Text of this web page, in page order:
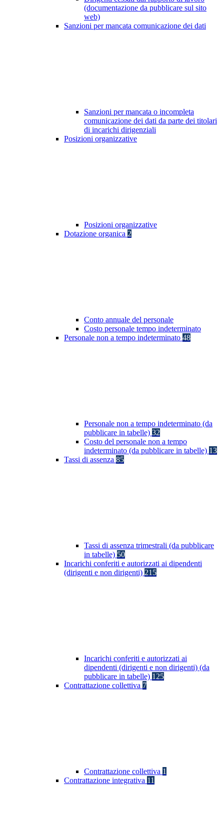
(documentazione da pubblicare sul sito
web)
Sanzioni per mancata comunicazione dei dati
Sanzioni per mancata o incompleta
comunicazione dei dati da parte dei titolari
di incarichi dirigenziali
Posizioni organizzative
Posizioni organizzative
Dotazione organica 2
Conto annuale del personale
Costo personale tempo indeterminato
Personale non a tempo indeterminato 48
Personale non a tempo indeterminato (da
pubblicare in tabelle) 32
Costo del personale non a tempo
indeterminato (da pubblicare in tabelle) 13
Tassi di assenza 85
Tassi di assenza trimestrali (da pubblicare
in tabelle) 50
Incarichi conferiti e autorizzati ai dipendenti
(dirigenti e non dirigenti) 215
Incarichi conferiti e autorizzati ai
dipendenti (dirigenti e non dirigenti) (da
pubblicare in tabelle) 125
Contrattazione collettiva 7
Contrattazione collettiva 1
Contrattazione integrativa 11